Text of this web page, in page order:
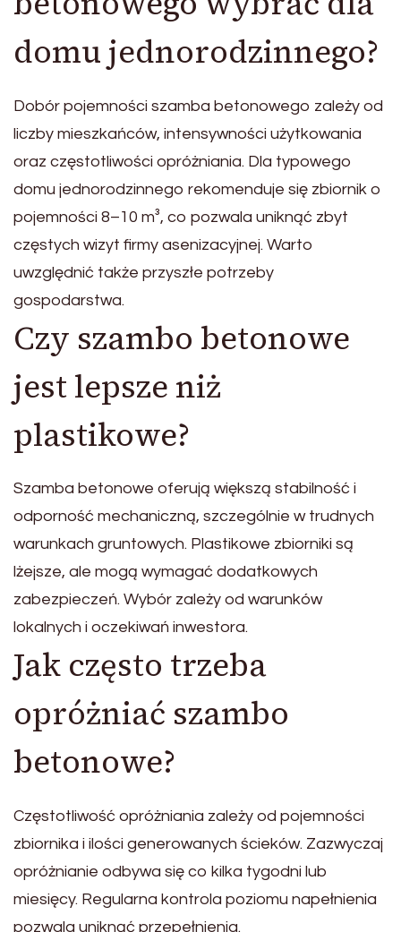
domu jednorodzinnego?
Dobór pojemności szamba betonowego zależy od
liczby mieszkańców, intensywności użytkowania
oraz częstotliwości opróżniania. Dla typowego
domu jednorodzinnego rekomenduje się zbiornik o
pojemności 8–10 m³, co pozwala uniknąć zbyt
częstych wizyt firmy asenizacyjnej. Warto
uwzględnić także przyszłe potrzeby
gospodarstwa.
Czy szambo betonowe
jest lepsze niż
plastikowe?
Szamba betonowe oferują większą stabilność i
odporność mechaniczną, szczególnie w trudnych
warunkach gruntowych. Plastikowe zbiorniki są
lżejsze, ale mogą wymagać dodatkowych
zabezpieczeń. Wybór zależy od warunków
lokalnych i oczekiwań inwestora.
Jak często trzeba
opróżniać szambo
betonowe?
Częstotliwość opróżniania zależy od pojemności
zbiornika i ilości generowanych ścieków. Zazwyczaj
opróżnianie odbywa się co kilka tygodni lub
miesięcy. Regularna kontrola poziomu napełnienia
pozwala uniknąć przepełnienia.